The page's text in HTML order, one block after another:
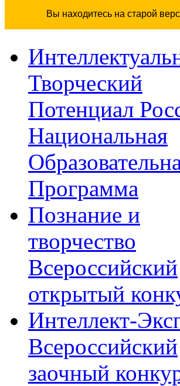
Вы находитесь на старой
Творческий
Потенциал
Национальная
Программа
Познание и
творчество
Всероссийский
открытый
Интеллект-
Всероссийский
заочный